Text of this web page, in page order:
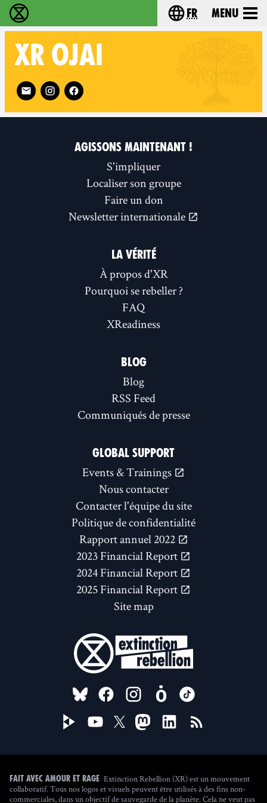
Extinction Rebellion - Home Choisissez votre
fr Menu
XR OJAI
Follow XR Ojai on
AGISSONS MAINTENANT !
S'impliquer
Localiser son groupe
Faire un don
Newsletter internationale
LA VÉRITÉ
À propos d'XR
Pourquoi se rebeller ?
FAQ
XReadiness
BLOG
Blog
RSS Feed
Communiqués de presse
GLOBAL SUPPORT
Events & Trainings
Nous contacter
Contacter l'équipe du site
Politique de confidentialité
Rapport annuel 2022
2023 Financial Report
2024 Financial Report
2025 Financial Report
Site map
FOLLOW US ON
Fait avec amour et rage Extinction Rebellion (XR) est un mouvement
collaboratif. Tous nos logos et visuels peuvent être utilisés à des fins non-
commerciales, dans un objectif de sauvegarde de la planète. Cela ne veut pas